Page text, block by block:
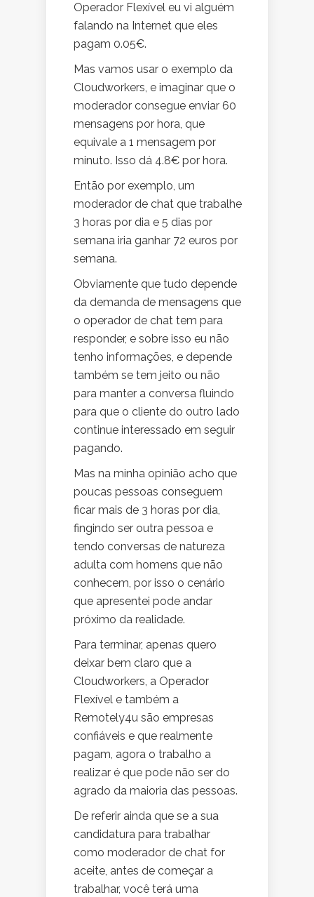
Operador Flexível eu vi alguém
falando na Internet que eles
pagam 0.05€.
Mas vamos usar o exemplo da
Cloudworkers, e imaginar que o
moderador consegue enviar 60
mensagens por hora, que
equivale a 1 mensagem por
minuto. Isso dá 4.8€ por hora.
Então por exemplo, um
moderador de chat que trabalhe
3 horas por dia e 5 dias por
semana iria ganhar 72 euros por
semana.
Obviamente que tudo depende
da demanda de mensagens que
o operador de chat tem para
responder, e sobre isso eu não
tenho informações, e depende
também se tem jeito ou não
para manter a conversa fluindo
para que o cliente do outro lado
continue interessado em seguir
pagando.
Mas na minha opinião acho que
poucas pessoas conseguem
ficar mais de 3 horas por dia,
fingindo ser outra pessoa e
tendo conversas de natureza
adulta com homens que não
conhecem, por isso o cenário
que apresentei pode andar
próximo da realidade.
Para terminar, apenas quero
deixar bem claro que a
Cloudworkers, a Operador
Flexível e também a
Remotely4u são empresas
confiáveis e que realmente
pagam, agora o trabalho a
realizar é que pode não ser do
agrado da maioria das pessoas.
De referir ainda que se a sua
candidatura para trabalhar
como moderador de chat for
aceite, antes de começar a
trabalhar, você terá uma